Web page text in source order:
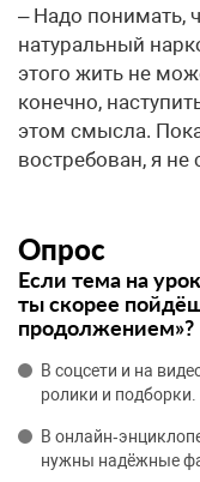
– Надо понимать,
натуральный
этого жить не
конечно,
этом смысла.
востребован, я не
Опрос
Если тема на
ты скорее
продолжением»?
В соцсети и на
ролики и подборки.
В
нужны надёжные